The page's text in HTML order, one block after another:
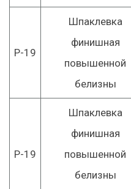
Р-19
Шпаклевка
финишная
повышенной
белизны
Р-19
Шпаклевка
финишная
повышенной
белизны